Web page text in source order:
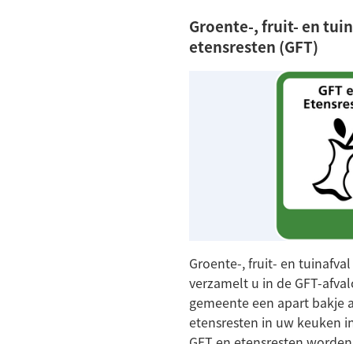
Groente-, fruit- en
etensresten (GFT)
Groente-, fruit- en tuinafval
verzamelt u in de GFT-
gemeente een apart bakje
etensresten in uw keuken